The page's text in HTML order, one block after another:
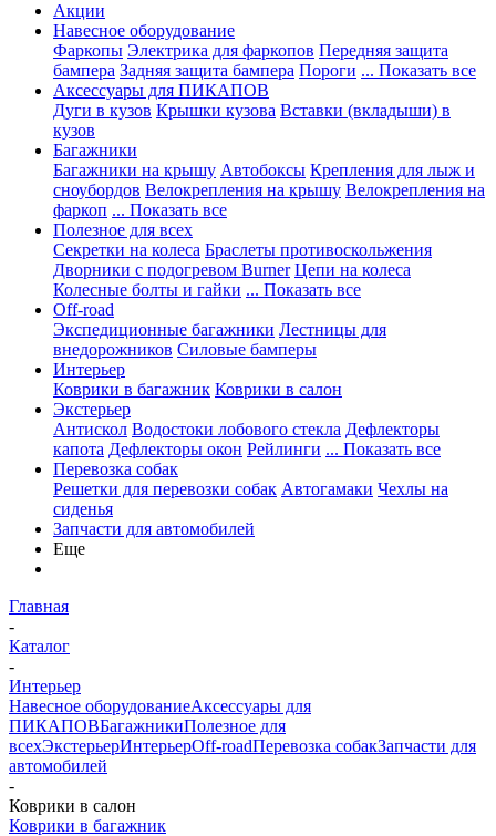
Акции
Навесное оборудование
Фаркопы Электрика для фаркопов Передняя защита
бампера Задняя защита бампера Пороги ... Показать все
Аксессуары для ПИКАПОВ
Дуги в кузов Крышки кузова Вставки (вкладыши) в
кузов
Багажники
Багажники на крышу Автобоксы Крепления для лыж и
сноубордов Велокрепления на крышу Велокрепления на
фаркоп ... Показать все
Полезное для всех
Секретки на колеса Браслеты противоскольжения
Дворники с подогревом Burner Цепи на колеса
Колесные болты и гайки ... Показать все
Off-road
Экспедиционные багажники Лестницы для
внедорожников Силовые бамперы
Интерьер
Коврики в багажник Коврики в салон
Экстерьер
Антискол Водостоки лобового стекла Дефлекторы
капота Дефлекторы окон Рейлинги ... Показать все
Перевозка собак
Решетки для перевозки собак Автогамаки Чехлы на
сиденья
Запчасти для автомобилей
Еще
Главная
-
Каталог
-
Интерьер
Навесное оборудованиеАксессуары для
ПИКАПОВБагажникиПолезное для
всехЭкстерьерИнтерьерOff-roadПеревозка собакЗапчасти для
автомобилей
-
Коврики в салон
Коврики в багажник